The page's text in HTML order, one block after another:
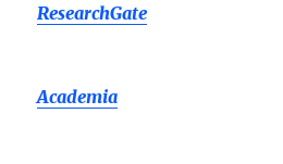
ResearchGate
Academia